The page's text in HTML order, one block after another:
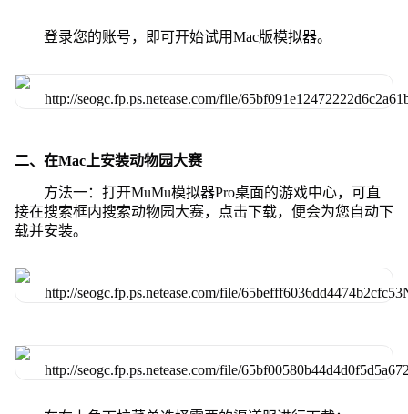
登录您的账号，即可开始试用Mac版模拟器。
二、在Mac上安装动物园大赛
方法一：打开MuMu模拟器Pro桌面的游戏中心，可直
接在搜索框内搜索动物园大赛，点击下载，便会为您自动下
载并安装。